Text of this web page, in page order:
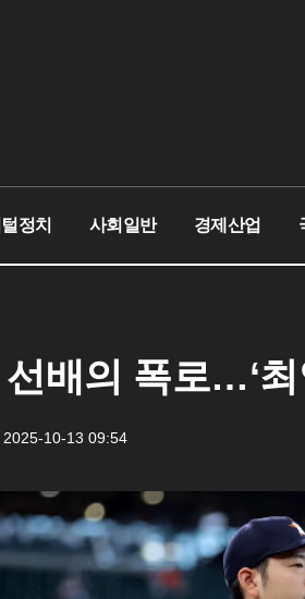
정치 사회일반 경제산업
배의 폭로…‘
2025-10-13 09:54